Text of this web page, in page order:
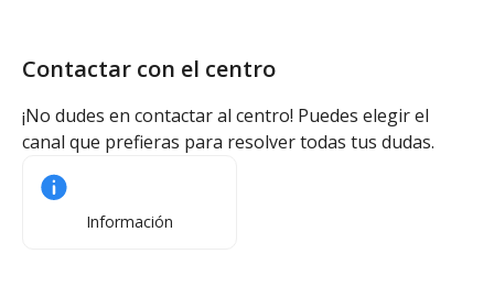
Contactar con el centro
¡No dudes en contactar al centro! Puedes elegir el
canal que prefieras para resolver todas tus dudas.
Información